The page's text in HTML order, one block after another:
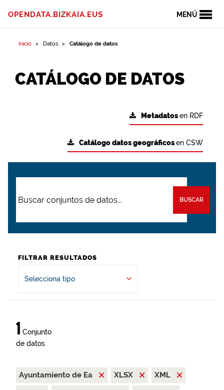
MENÚ
OPENDATA.BIZKAIA.EUS
Inicio Datos Catálogo de datos
CATÁLOGO DE DATOS
Metadatosen RDF
Catálogo datos geográficosen CSW
BUSCAR
FILTRAR RESULTADOS
Selecciona tipo
1 Conjunto
de datos
Ayuntamiento de Ea XLSX
XML